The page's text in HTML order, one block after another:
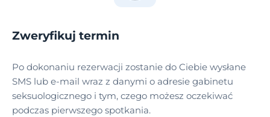
Zweryfikuj termin
Po dokonaniu rezerwacji zostanie do Ciebie wysłane
SMS lub e-mail wraz z danymi o adresie gabinetu
seksuologicznego i tym, czego możesz oczekiwać
podczas pierwszego spotkania.